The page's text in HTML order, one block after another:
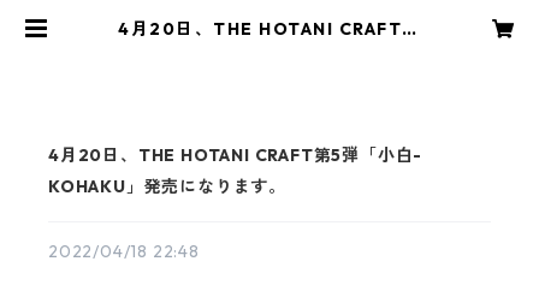
4月20日、THE HOTANI CRAFT第
4月20日、THE HOTANI CRAFT第5弾「小白-
KOHAKU」発売になります。
2022/04/18 22:48